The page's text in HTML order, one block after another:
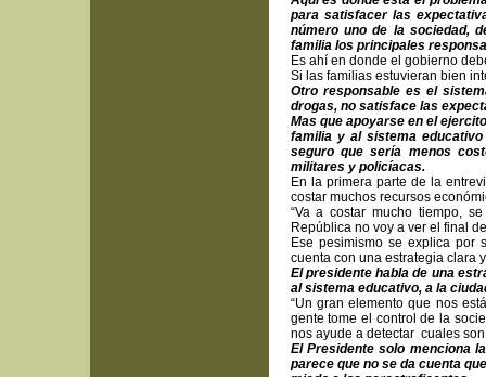
para satisfacer las
número uno de la sociedad,
familia los principales
Es ahí en donde el gobierno
Si las familias estuvieran bien
Otro responsable es el
drogas, no satisface las
Mas que apoyarse en el
familia y al sistema
seguro que sería menos
militares y policíacas.
En la primera parte de la
costar muchos recursos
“Va a costar mucho tiempo,
República no voy a ver el final
Ese pesimismo se explica por
cuenta con una estrategia clara
El presidente habla de una
al sistema educativo, a la
“Un gran elemento que nos
gente tome el control de la
nos ayude a detectar cuales
El Presidente solo menciona
parece que no se da cuenta